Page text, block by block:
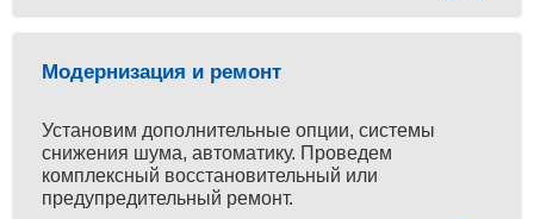
Модернизация и ремонт
Установим дополнительные опции, системы
снижения шума, автоматику. Проведем
комплексный восстановительный или
предупредительный ремонт.